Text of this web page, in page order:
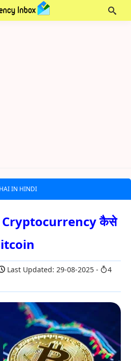
HAI IN HINDI
है, Cryptocurrency कैसे
Last Updated: 29-08-2025
4